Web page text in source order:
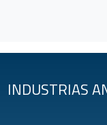
INDUSTRIAS